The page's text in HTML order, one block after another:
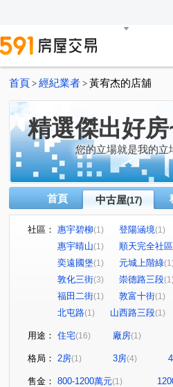
首頁 > 經紀業者 > 黃宥杰的店舖
精選傑出好
您的立場就是我的立
首頁 中古屋(17)
社區： 惠宇碧柳(1) 登陽涵境(1)
惠宇晴山(1) 順天完全社區
奕遠國堡(1) 元城上階綠(1)
敦化三街(3) 崇德路三段(1)
福田二街(1) 敦富十街(1)
北屯路(1) 山西路三段(1)
用途： 住宅(16) 廠房(1)
格局： 2房(1) 3房(4)
售金： 800-1200萬元(1)